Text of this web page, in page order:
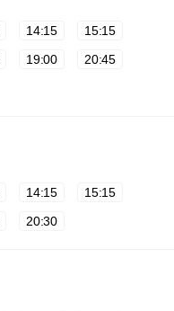
14:15
15:15
19:00
20:45
14:15
15:15
20:30